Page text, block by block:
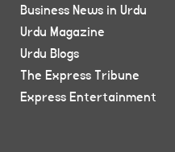
Business News in Urdu
Urdu Magazine
Urdu Blogs
The Express Tribune
Express Entertainment